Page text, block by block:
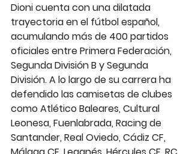
Dioni cuenta con una dilatada
trayectoria en el fútbol español,
acumulando más de 400 partidos
oficiales entre Primera Federación,
Segunda División B y Segunda
División. A lo largo de su carrera ha
defendido las camisetas de clubes
como Atlético Baleares, Cultural
Leonesa, Fuenlabrada, Racing de
Santander, Real Oviedo, Cádiz CF,